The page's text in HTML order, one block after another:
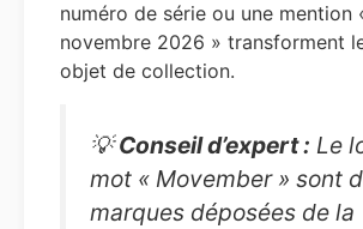
numéro de série ou une mention
novembre 2026 » transforment
objet de collection.
💡Conseil d’expert : Le
mot « Movember » sont
marques déposées de la